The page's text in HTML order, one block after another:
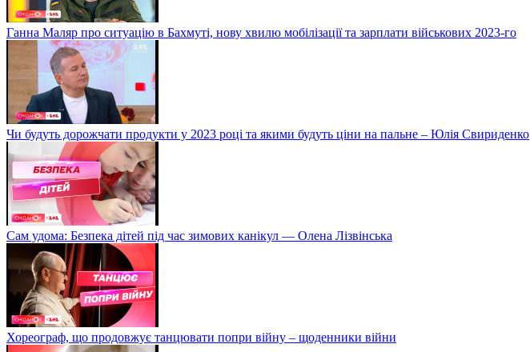
Ганна Маляр про ситуацію в Бахмуті, нову хвилю мобілізації та зарплати військових 2023-го
Чи будуть дорожчати продукти у 2023 році та якими будуть ціни на пальне – Юлія Свириденко
Сам удома: Безпека дітей під час зимових канікул — Олена Лізвінська
Хореограф, що продовжує танцювати попри війну – щоденники війни